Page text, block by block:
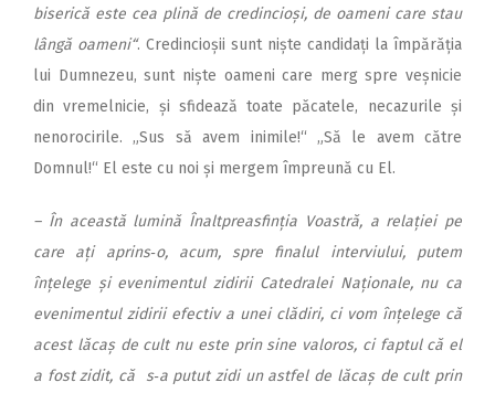
biserică este cea plină de credincioși, de oameni care stau
lângă oameni“. Credincioșii sunt niște candidați la împărăția
lui Dumnezeu, sunt niște oameni care merg spre veșnicie
din vremelnicie, și sfidează toate păcatele, necazurile și
nenorocirile. „Sus să avem inimile!“ „Să le avem către
Domnul!“ El este cu noi și mergem împreună cu El.
– În această lumină Înalt­prea­sfinția Voastră, a relației pe
care ați aprins‑o, acum, spre finalul interviului, putem
înțelege și evenimentul zidirii Catedralei Naționale, nu ca
evenimentul zidirii efectiv a unei clădiri, ci vom înțelege că
acest lăcaș de cult nu este prin sine valoros, ci faptul că el
a fost zidit, că s‑a putut zidi un astfel de lăcaș de cult prin